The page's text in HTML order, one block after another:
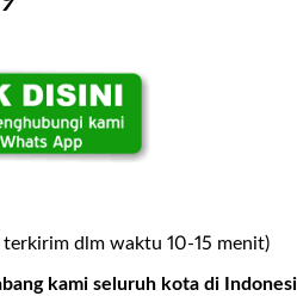
terkirim dlm waktu 10-15 menit)
kami seluruh kota di